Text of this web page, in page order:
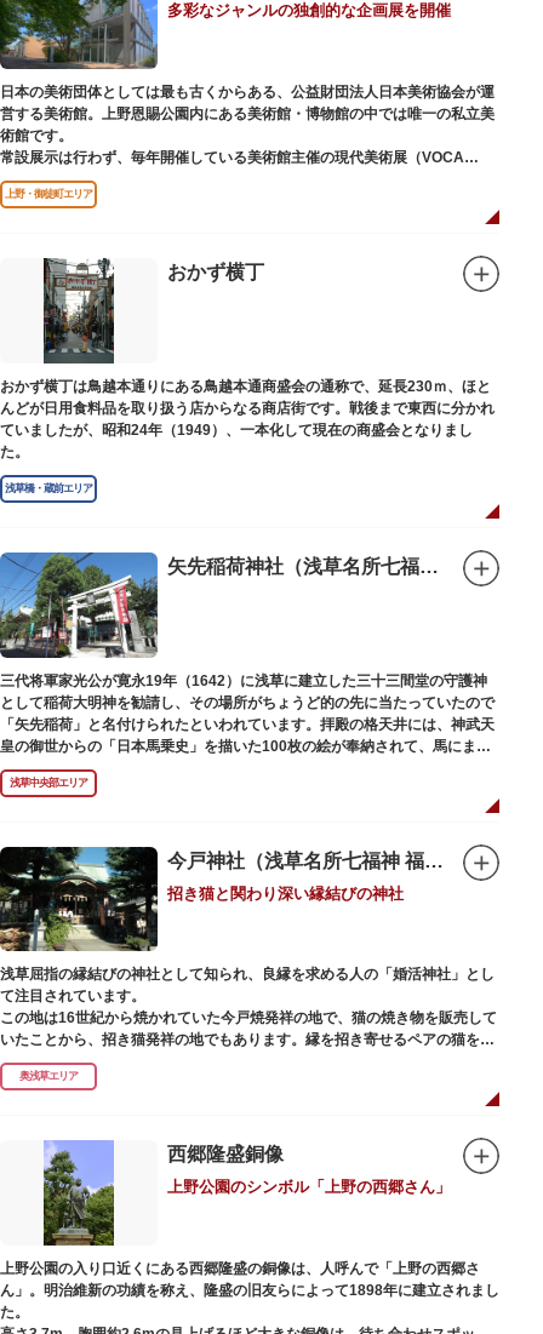
多彩なジャンルの独創的な企画展を開催
日本の美術団体としては最も古くからある、公益財団法人日本美術協会が運
営する美術館。上野恩賜公園内にある美術館・博物館の中では唯一の私立美
術館です。
常設展示は行わず、毎年開催している美術館主催の現代美術展（VOCA
展）、公募展（上野の森美術館大賞展、日本の自然を描く展）のほか、マン
ガから書展にいたるまで定期的に多彩なジャンルの独創的な企画展を開催し
別館の1階には、小企画展などの開催もできる上野の森美術館ギャラリー、
そして、3階には上野の森アートスクールが設置され、初心者から熟練者を
対象とした油彩・アクリル、水彩、日本画のクラスや、週末に受講できる単
発講座などを開催しています。
上野・御徒町エリア
おかず横丁
おかず横丁は鳥越本通りにある鳥越本通商盛会の通称で、延長230ｍ、ほと
んどが日用食料品を取り扱う店からなる商店街です。戦後まで東西に分かれ
ていましたが、昭和24年（1949）、一本化して現在の商盛会となりまし
た。
浅草橋・蔵前エリア
矢先稲荷神社（浅草名所七福神 福禄寿）
三代将軍家光公が寛永19年（1642）に浅草に建立した三十三間堂の守護神
として稲荷大明神を勧請し、その場所がちょうど的の先に当たっていたので
「矢先稲荷」と名付けられたといわれています。拝殿の格天井には、神武天
皇の御世からの「日本馬乗史」を描いた100枚の絵が奉納されて、馬にまつ
わる歴史が一目瞭然に理解できます。
浅草中央部エリア
今戸神社（浅草名所七福神 福禄寿）
招き猫と関わり深い縁結びの神社
浅草屈指の縁結びの神社として知られ、良縁を求める人の「婚活神社」とし
て注目されています。
この地は16世紀から焼かれていた今戸焼発祥の地で、猫の焼き物を販売して
いたことから、招き猫発祥の地でもあります。縁を招き寄せるペアの猫をモ
チーフにした絵馬や御朱印帳も人気です。
1063（康平6）年、時の奥羽鎮守府源頼朝・義家父子が祈願し鎌倉の鶴ヶ丘
末に活躍した新選組沖田総司の終焉の地の碑も佇んでいます。また、浅草名
所七福神の福禄寿が祀られており、七福神詣りの参拝客でも賑わうスポット
奥浅草エリア
西郷隆盛銅像
上野公園のシンボル「上野の西郷さん」
上野公園の入り口近くにある西郷隆盛の銅像は、人呼んで「上野の西郷さ
ん」。明治維新の功績を称え、隆盛の旧友らによって1898年に建立されまし
た。